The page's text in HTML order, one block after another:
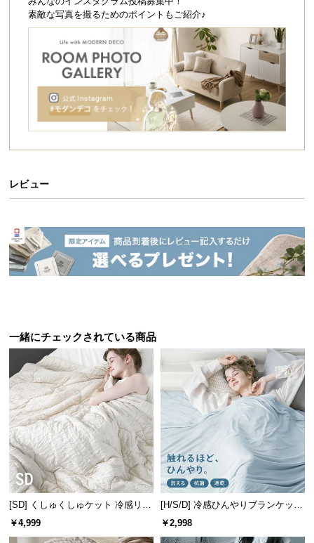
支
に
つ
い
て
料
つ
い
て
大
型
商
品
の
配
送
素敵な写真を撮るためのポイントもご紹介♪
レビュー
一緒にチェックされている商品
[SD] くしゅくしゅケット 冷感リバ
ーシブル 洗える
￥4,999
[H/S/D] 冷感ひんやりブランケット
リバーシブル 速乾 抗菌 洗える
￥2,998